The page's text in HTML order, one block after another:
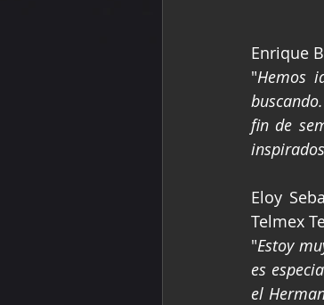
Enrique
"Hemos
fin de
Eloy
Telmex
"Estoy
es
el